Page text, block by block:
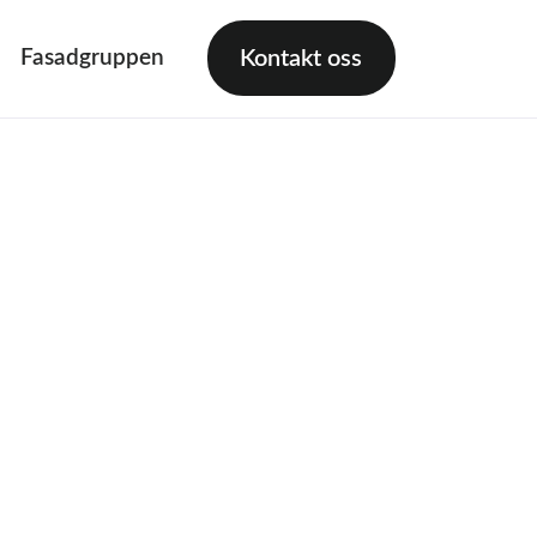
Fasadgruppen Kontakt oss